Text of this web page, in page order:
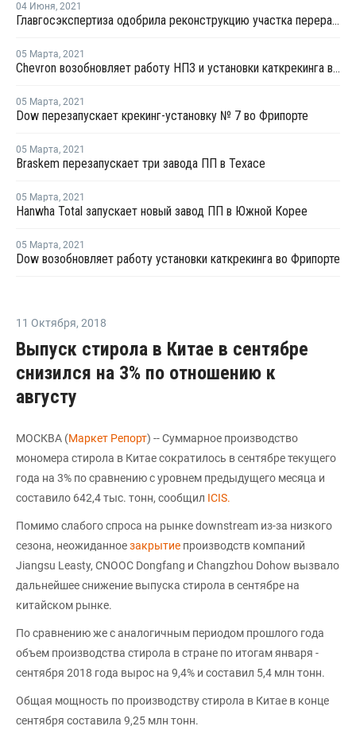
04 Июня, 2021
Главгосэкспертиза одобрила реконструкцию участка переработки углеводородного сырья для полимеров на ЗапСибНефтехиме
05 Марта, 2021
Chevron возобновляет работу НПЗ и установки каткрекинга в Пасадене
05 Марта, 2021
Dow перезапускает крекинг-установку № 7 во Фрипорте
05 Марта, 2021
Braskem перезапускает три завода ПП в Техасе
05 Марта, 2021
Hanwha Total запускает новый завод ПП в Южной Корее
05 Марта, 2021
Dow возобновляет работу установки каткрекинга во Фрипорте
11 Октября, 2018
Выпуск стирола в Китае в сентябре
снизился на 3% по отношению к
августу
МОСКВА (Маркет Репорт) -- Суммарное производство
мономера стирола в Китае сократилось в сентябре текущего
года на 3% по сравнению с уровнем предыдущего месяца и
составило 642,4 тыс. тонн, сообщил ICIS.
Помимо слабого спроса на рынке downstream из-за низкого
сезона, неожиданноезакрытие производств компаний
Jiangsu Leasty, CNOOC Dongfang и Changzhou Dohow вызвало
дальнейшее снижение выпуска стирола в сентябре на
китайском рынке.
По сравнению же с аналогичным периодом прошлого года
объем производства стирола в стране по итогам января -
сентября 2018 года вырос на 9,4% и составил 5,4 млн тонн.
Общая мощность по производству стирола в Китае в конце
сентября составила 9,25 млн тонн.